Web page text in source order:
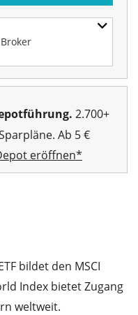
2.700+
Ab 5 €
eröffnen*
bildet den MSCI
Index bietet Zugang
weltweit.